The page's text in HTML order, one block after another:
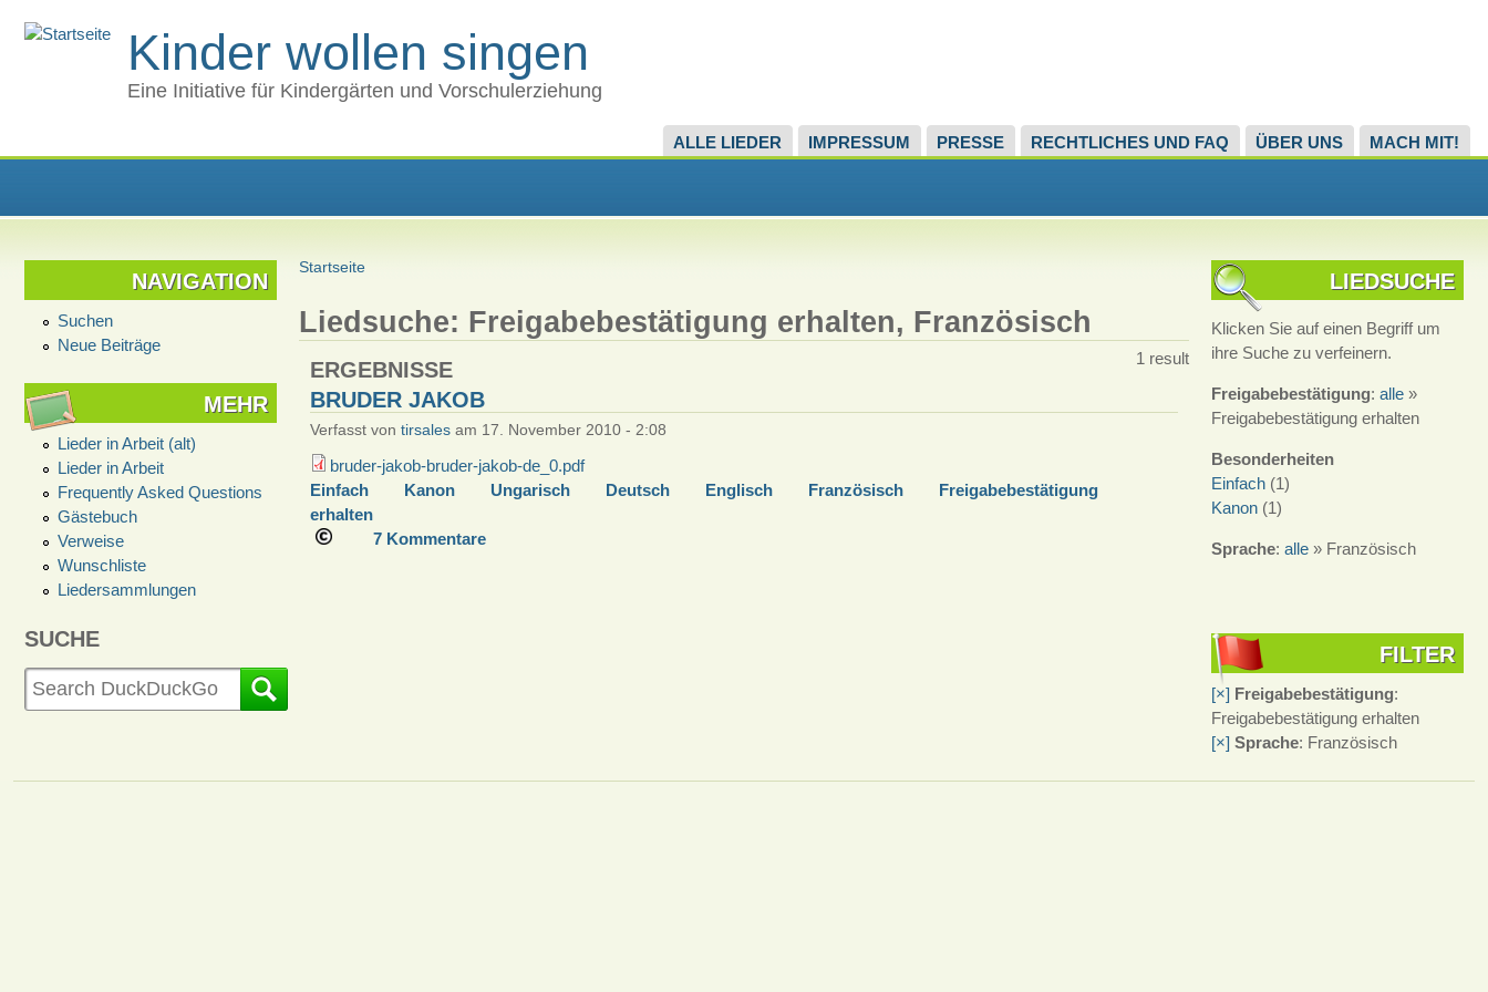
Kinder wollen singen
Eine Initiative für Kindergärten und Vorschulerziehung
ALLE LIEDER IMPRESSUM PRESSE RECHTLICHES UND FAQ ÜBER UNS MACH MIT!
NAVIGATION
Suchen
Neue Beiträge
MEHR
Lieder in Arbeit (alt)
Lieder in Arbeit
Frequently Asked Questions
Gästebuch
Verweise
Wunschliste
Liedersammlungen
SUCHE
Startseite
Liedsuche: Freigabebestätigung erhalten, Französisch
1 result
ERGEBNISSE
BRUDER JAKOB
Verfasst von tirsalesam 17. November 2010 - 2:08
bruder-jakob-bruder-jakob-de_0.pdf
Einfach
Kanon Ungarisch Deutsch Englisch Französisch
Freigabebestätigung
erhalten
7 Kommentare
LIEDSUCHE
Klicken Sie auf einen Begriff um
ihre Suche zu verfeinern.
Freigabebestätigung:alle »
Freigabebestätigung erhalten
Besonderheiten
Einfach (1)
Kanon (1)
Sprache:alle » Französisch
FILTER
[×] Freigabebestätigung:
Freigabebestätigung erhalten
[×] Sprache: Französisch